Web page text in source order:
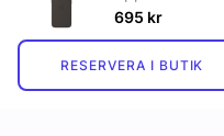
695 kr
RESERVERA I BUTIK
Leverans och betalning
Cookies
Personuppgiftspolicy